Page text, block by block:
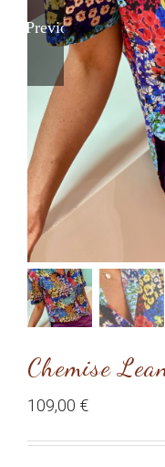
Previous
Chemise
109,00 €